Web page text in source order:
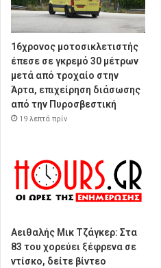
16χρονος μοτοσικλετιστής
έπεσε σε γκρεμό 30 μέτρων
μετά από τροχαίο στην
Άρτα, επιχείρηση διάσωσης
από την Πυροσβεστική
19 λεπτά πρίν
Αειθαλής Μικ Τζάγκερ: Στα
83 του χορεύει ξέφρενα σε
ντίσκο, δείτε βίντεο